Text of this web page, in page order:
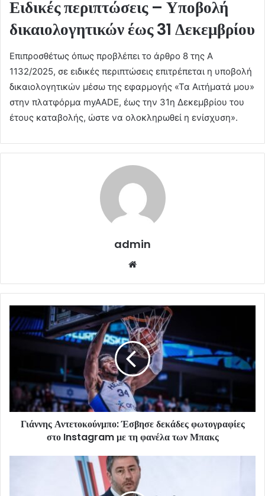
Ειδικές περιπτώσεις – Υποβολή
δικαιολογητικών έως 31 Δεκεμβρίου
Επιπροσθέτως όπως προβλέπει το άρθρο 8 της Α
1132/2025, σε ειδικές περιπτώσεις επιτρέπεται η υποβολή
δικαιολογητικών μέσω της εφαρμογής «Τα Αιτήματά μου»
στην πλατφόρμα myAADE, έως την 31η Δεκεμβρίου του
έτους καταβολής, ώστε να ολοκληρωθεί η ενίσχυση».
admin
Γιάννης Αντετοκούνμπο: Έσβησε δεκάδες φωτογραφίες
στο Instagram με τη φανέλα των Μπακς